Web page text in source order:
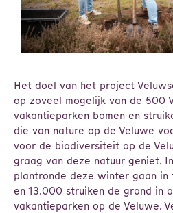
Het doel van het project
op zoveel mogelijk van de 500
vakantieparken bomen en
die van nature op de Veluwe
voor de biodiversiteit op de
graag van deze natuur geniet.
plantronde deze winter gaan
en 13.000 struiken de grond in
vakantieparken op de Veluwe.